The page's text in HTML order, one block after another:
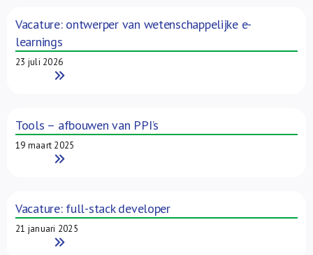
FR
Vacature: ontwerper van wetenschappelijke e-
learnings
23 juli 2026
Read More
Tools – afbouwen van PPI’s
19 maart 2025
Read More
Vacature: full-stack developer
21 januari 2025
Read More